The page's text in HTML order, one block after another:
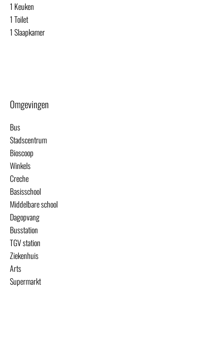
1 Keuken
1 Toilet
1 Slaapkamer
Omgevingen
Bus
Stadscentrum
Bioscoop
Winkels
Creche
Basisschool
Middelbare school
Dagopvang
Busstation
TGV station
Ziekenhuis
Arts
Supermarkt